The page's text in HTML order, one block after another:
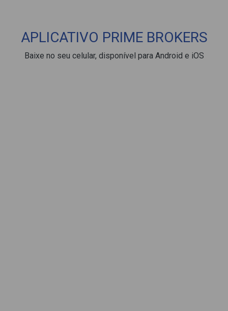
APLICATIVO PRIME BROKERS
Baixe no seu celular, disponível para Android e iOS